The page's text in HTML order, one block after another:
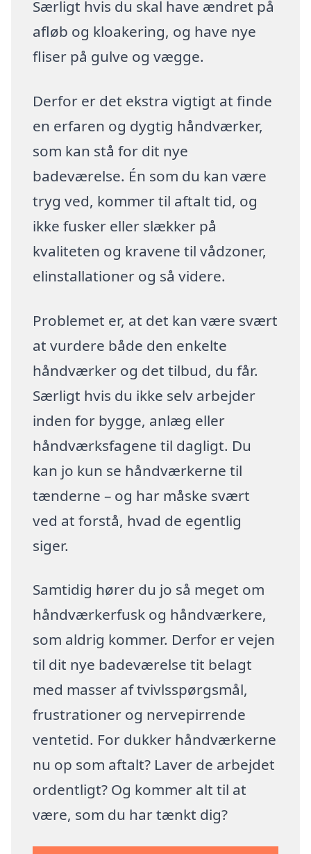
Særligt hvis du skal have ændret på
afløb og kloakering, og have nye
fliser på gulve og vægge.
Derfor er det ekstra vigtigt at finde
en erfaren og dygtig håndværker,
som kan stå for dit nye
badeværelse. Én som du kan være
tryg ved, kommer til aftalt tid, og
ikke fusker eller slækker på
kvaliteten og kravene til vådzoner,
elinstallationer og så videre.
Problemet er, at det kan være svært
at vurdere både den enkelte
håndværker og det tilbud, du får.
Særligt hvis du ikke selv arbejder
inden for bygge, anlæg eller
håndværksfagene til dagligt. Du
kan jo kun se håndværkerne til
tænderne – og har måske svært
ved at forstå, hvad de egentlig
siger.
Samtidig hører du jo så meget om
håndværkerfusk og håndværkere,
som aldrig kommer. Derfor er vejen
til dit nye badeværelse tit belagt
med masser af tvivlsspørgsmål,
frustrationer og nervepirrende
ventetid. For dukker håndværkerne
nu op som aftalt? Laver de arbejdet
ordentligt? Og kommer alt til at
være, som du har tænkt dig?